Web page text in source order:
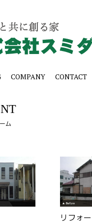
COMPANY CONTACT
ム
リフォ